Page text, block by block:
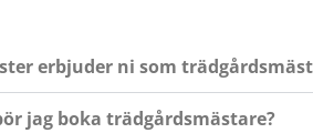
erbjuder ni som
jag boka trädgårdsmästare?